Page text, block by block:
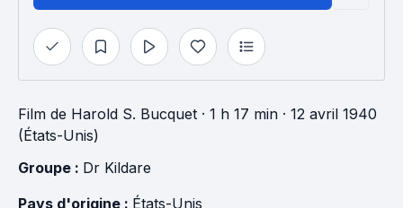
Film de Harold S. Bucquet · 1 h 17 min · 12 avril 1940
(États-Unis)
Groupe : Dr Kildare
Pays d'origine : États-Unis